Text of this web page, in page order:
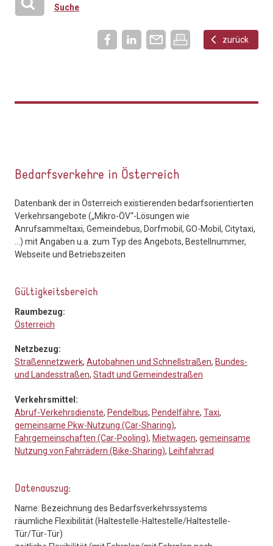
Suche
zurück
Bedarfsverkehre in Österreich
Datenbank der in Österreich existierenden bedarfsorientierten
Verkehrsangebote („Mikro-ÖV“-Lösungen wie
Anrufsammeltaxi, Gemeindebus, Dorfmobil, GO-Mobil, Citytaxi,
...) mit Angaben u.a. zum Typ des Angebots, Bestellnummer,
Webseite und Betriebszeiten
Gültigkeitsbereich
Raumbezug:
Österreich
Netzbezug:
Straßennetzwerk, Autobahnen und Schnellstraßen, Bundes-
und Landesstraßen, Stadt und Gemeindestraßen
Verkehrsmittel:
Abruf-Verkehrsdienste, Pendelbus, Pendelfähre, Taxi,
gemeinsame Pkw-Nutzung (Car-Sharing),
Fahrgemeinschaften (Car-Pooling), Mietwagen, gemeinsame
Nutzung von Fahrrädern (Bike-Sharing), Leihfahrrad
Datenauszug:
Name: Bezeichnung des Bedarfsverkehrssystems
räumliche Flexibilität (Haltestelle-Haltestelle/Haltestelle-
Tür/Tür-Tür)